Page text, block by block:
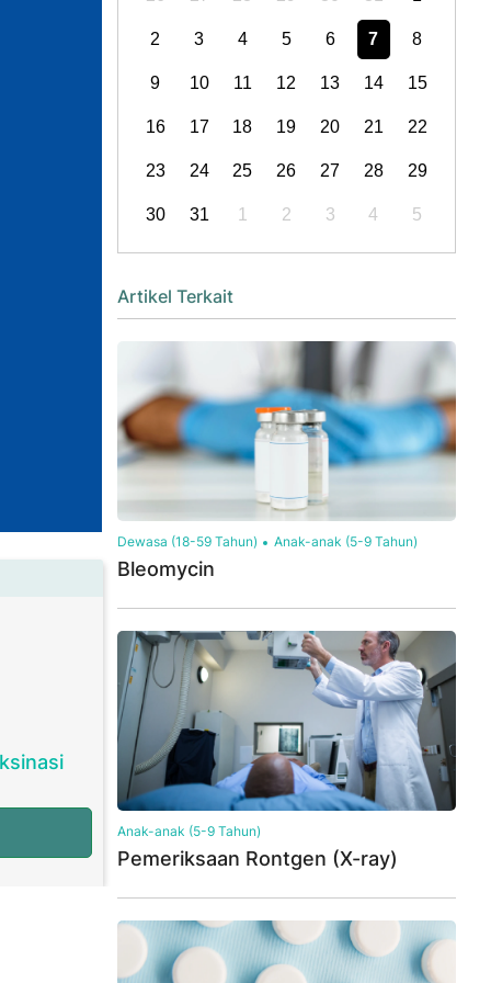
2 3 4 5 6 7 8
9 10 11 12 13 14 15
16 17 18 19 20 21 22
23 24 25 26 27 28 29
30 31 1 2 3 4 5
Artikel Terkait
Dewasa (18-59 Tahun) Anak-anak (5-9 Tahun)
Bleomycin
Anak-anak (5-9 Tahun)
Pemeriksaan Rontgen (X-ray)